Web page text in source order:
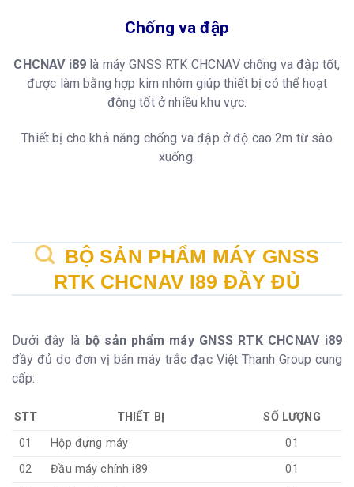
Chống va đập
CHCNAV i89 là máy GNSS RTK CHCNAV chống va đập tốt,
được làm bằng hợp kim nhôm giúp thiết bị có thể hoạt
động tốt ở nhiều khu vực.
Thiết bị cho khả năng chống va đập ở độ cao 2m từ sào
xuống.
BỘ SẢN PHẨM MÁY GNSS
RTK CHCNAV I89 ĐẦY ĐỦ
Dưới đây là bộ sản phẩm máy GNSS RTK CHCNAV i89
đầy đủ do đơn vị bán máy trắc đạc Việt Thanh Group cung
cấp:
STT THIẾT BỊ
SỐ LƯỢNG
01
Hộp đựng máy
01
02
Đầu máy chính i89
01